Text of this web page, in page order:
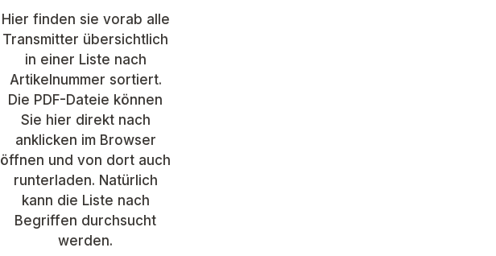
Hier finden sie vorab alle
Transmitter übersichtlich
in einer Liste nach
Artikelnummer sortiert.
Die PDF-Dateie können
Sie hier direkt nach
anklicken im Browser
öffnen und von dort auch
runterladen. Natürlich
kann die Liste nach
Begriffen durchsucht
werden.